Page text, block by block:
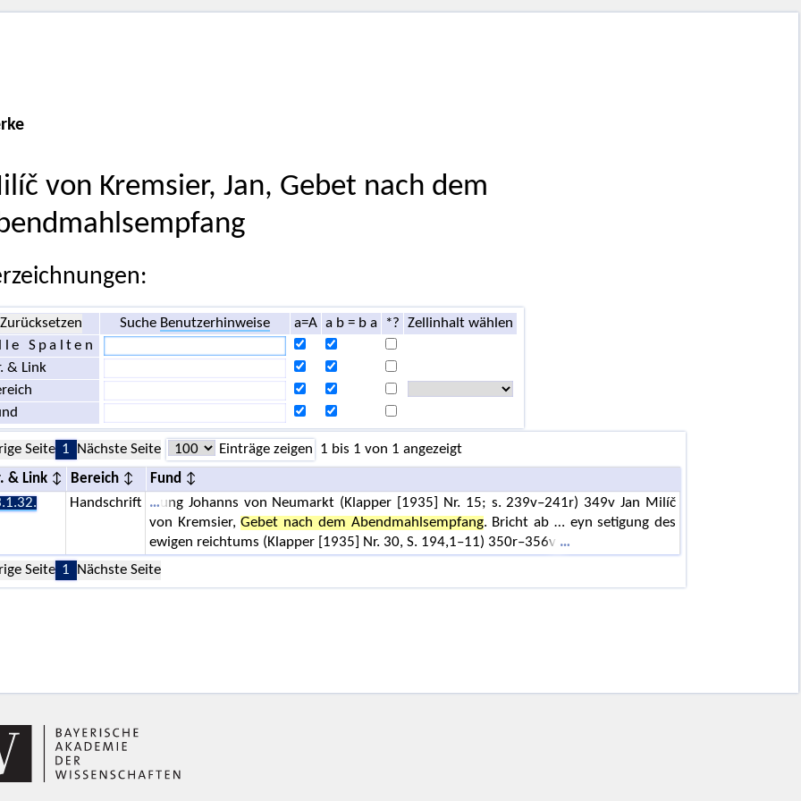
von Kremsier, Jan, Gebet nach dem
Zurücksetzen Suche Benutzerhinweise a=A a b = b a *?
Zellinhalt wählen
Spalten
& Link
Seite 1 Nächste Seite Einträge zeigen 1 bis 1 von 1 angezeigt
& Link Bereich
Fund
Handschrift
ung Johanns von Neumarkt (Klapper [1935] Nr. 15; s. 239v–241r) 349v Jan Milíč
von Kremsier,Gebet nach dem Abendmahlsempfang. Bricht ab … eyn setigung des
ewigen reichtums (Klapper [1935] Nr. 30, S. 194,1–11) 350r–356v
Seite 1 Nächste Seite